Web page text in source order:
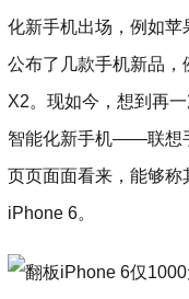
化新手机出场，例如
公布了几款手机新品
X2。现如今，想到再
智能化新手机——联想
页页面面看来，能够
iPhone 6。